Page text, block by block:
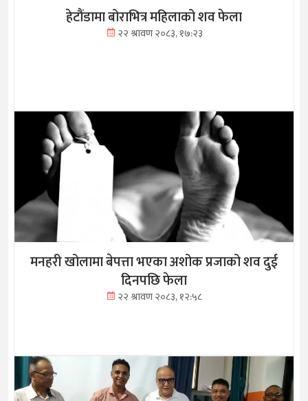
हेटौंडामा बोराभित्र महिलाको शव फेला
२२ श्रावण २०८३, १७:२३
मनहरी खोलामा बेपत्ता भएका अशोक प्रजाको शव दुई
दिनपछि फेला
२२ श्रावण २०८३, १२:५८